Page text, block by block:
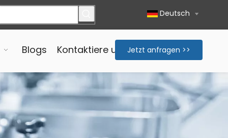
Deutsch
Blogs Kontaktiere unsJetzt anfragen >>